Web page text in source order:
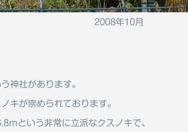
2008年10月
神社があります。
キが崇められております。
ｍという非常に立派なクスノキで、